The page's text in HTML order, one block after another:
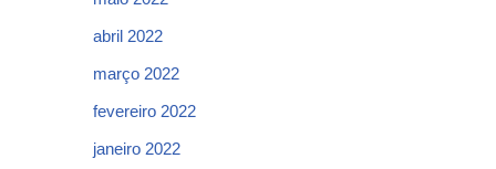
abril 2022
março 2022
fevereiro 2022
janeiro 2022